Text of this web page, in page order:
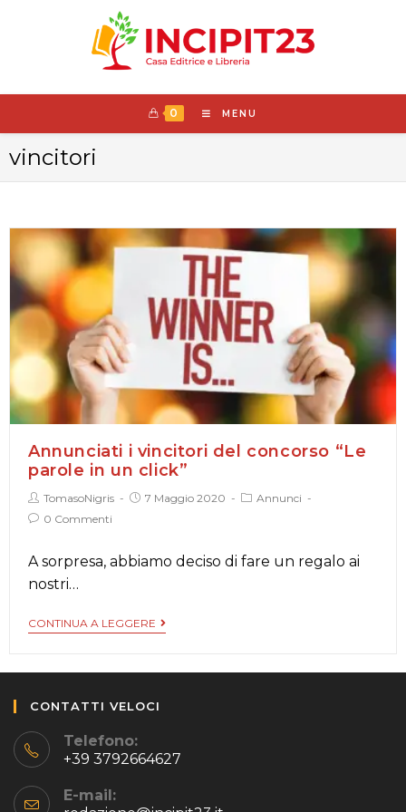
0 MENU
vincitori
Annunciati i vincitori del concorso “Le
parole in un click”
TomasoNigris 7 Maggio 2020
Annunci
0 Commenti
A sorpresa, abbiamo deciso di fare un regalo ai
nostri…
CONTINUA A LEGGERE
CONTATTI VELOCI
Telefono:
+39 3792664627
E-mail: